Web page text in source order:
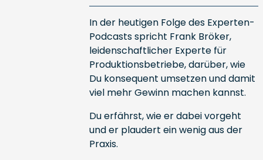
In der heutigen Folge des Experten-
Podcasts spricht Frank Bröker,
leidenschaftlicher Experte für
Produktionsbetriebe, darüber, wie
Du konsequent umsetzen und damit
viel mehr Gewinn machen kannst.
Du erfährst, wie er dabei vorgeht
und er plaudert ein wenig aus der
Praxis.